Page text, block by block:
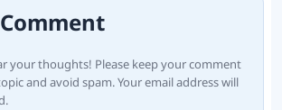
your thoughts! Please keep your comment
and avoid spam. Your email address will